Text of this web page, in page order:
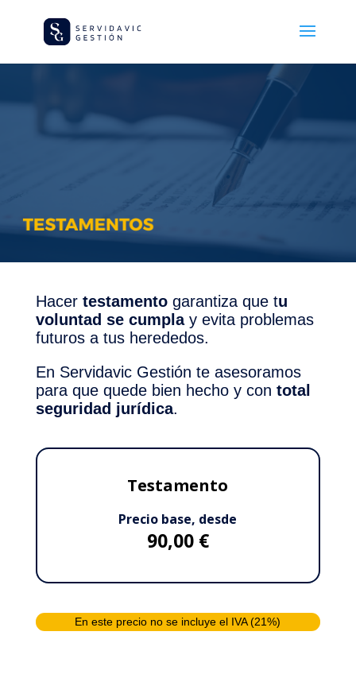
Hacer testamentogarantiza que tu
voluntad se cumplay evita problemas
futuros a tus herededos.
En Servidavic Gestión te asesoramos
para que quede bien hecho y con total
seguridad jurídica.
Testamento
Precio base, desde
90,00 €
En este precio no se incluye el IVA (21%)